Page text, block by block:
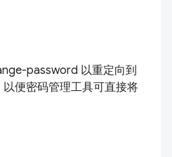
password 以重定向到
便密码管理工具可直接将